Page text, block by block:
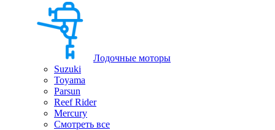
Лодочные моторы
Suzuki
Toyama
Parsun
Reef Rider
Mercury
Смотреть все